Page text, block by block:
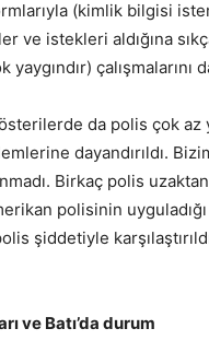
(kimlik bilgisi
ve istekleri aldığına
çalışmalarını
da polis çok
dayandırıldı.
Birkaç polis
polisinin
şiddetiyle
ve Batı’da durum